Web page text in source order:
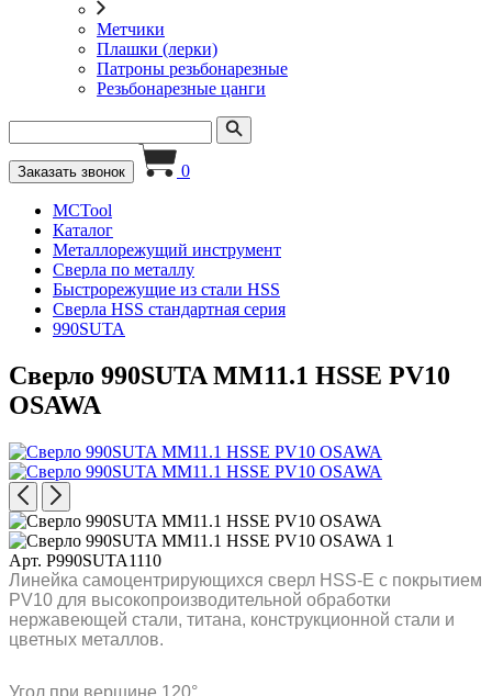
Метчики
Плашки (лерки)
Патроны резьбонарезные
Резьбонарезные цанги
Заказать звонок 0
MCTool
Каталог
Металлорежущий инструмент
Сверла по металлу
Быстрорежущие из стали HSS
Сверла HSS стандартная серия
990SUTA
Сверло 990SUTA MM11.1 HSSE PV10
OSAWA
Арт. P990SUTA1110
Линейка самоцентрирующихся сверл HSS-E с покрытием
PV10 для высокопроизводительной обработки
нержавеющей стали, титана, конструкционной стали и
цветных металлов.
Угол при вершине 120°